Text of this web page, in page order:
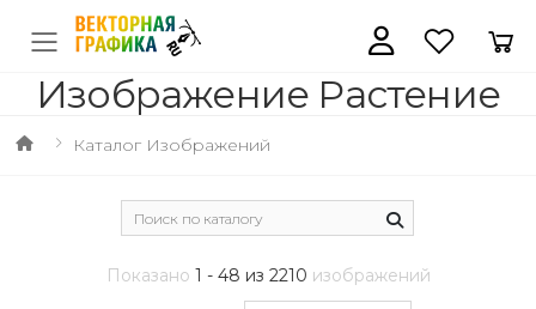
Изображение Растение
Каталог Изображений
Показано 1 - 48 из 2210 изображений